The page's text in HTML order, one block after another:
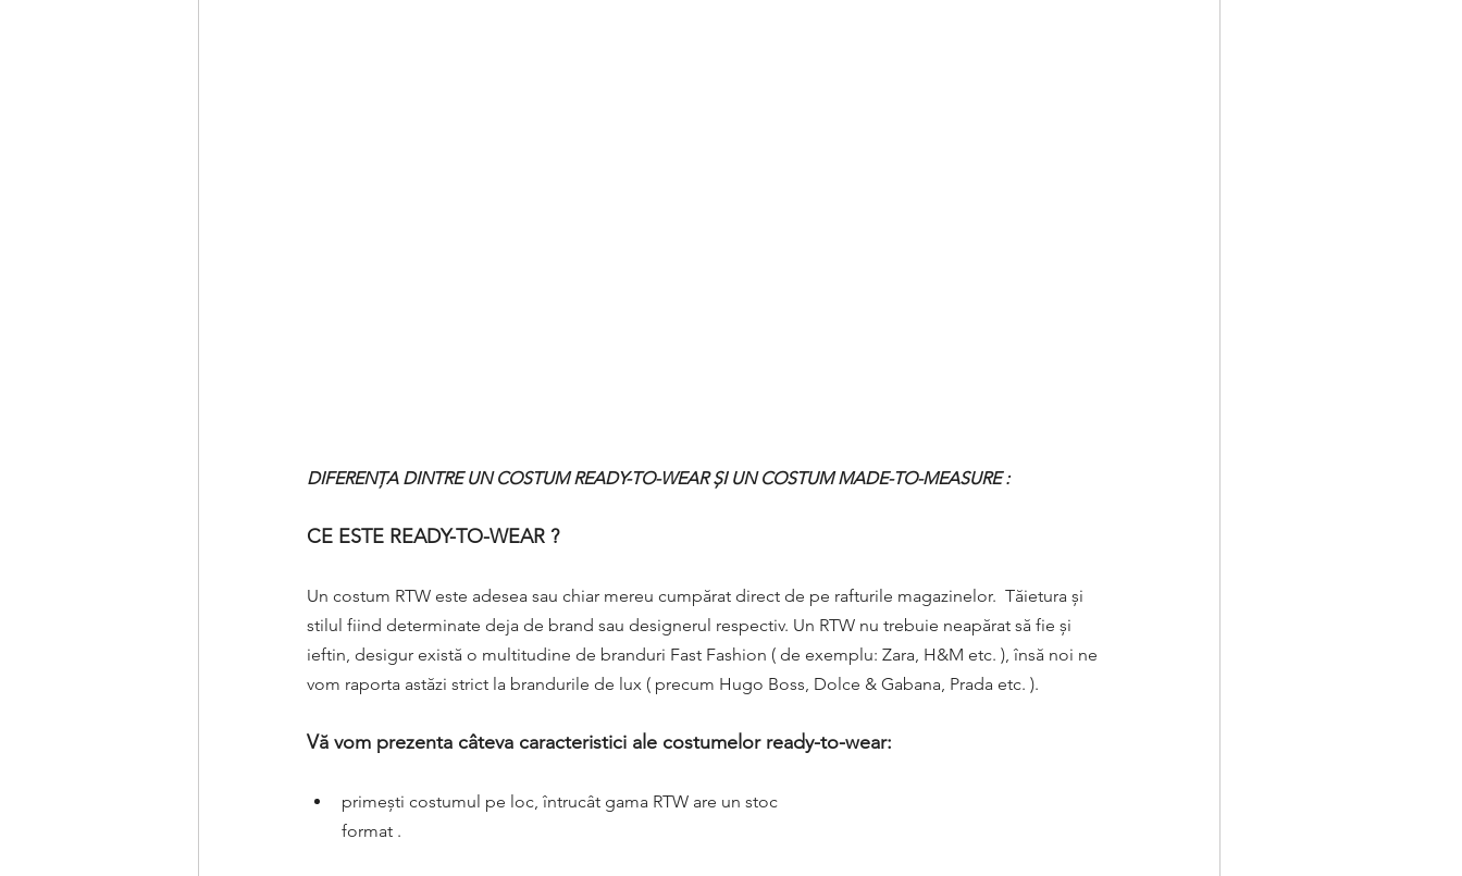
DIFERENȚA DINTRE UN COSTUM READY-TO-WEAR ȘI UN COSTUM MADE-TO-MEASURE :
CE ESTE READY-TO-WEAR ?
Un costum RTW este adesea sau chiar mereu cumpărat direct de pe rafturile magazinelor.  Tăietura și
stilul fiind determinate deja de brand sau designerul respectiv. Un RTW nu trebuie neapărat să fie și
ieftin, desigur există o multitudine de branduri Fast Fashion ( de exemplu: Zara, H&M etc. ), însă noi ne
vom raporta astăzi strict la brandurile de lux ( precum Hugo Boss, Dolce & Gabana, Prada etc. ).
Vă vom prezenta câteva caracteristici ale costumelor ready-to-wear:
primești costumul pe loc, întrucât gama RTW are un stoc
format .